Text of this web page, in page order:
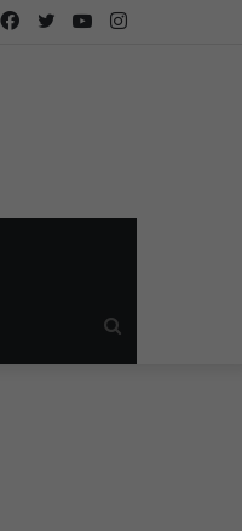
Instagram
YouTube
Twitter
Facebook